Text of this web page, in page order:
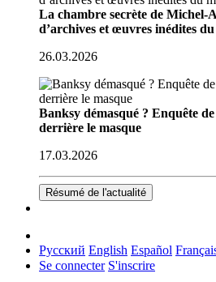
La chambre secrète de Michel-
d’archives et œuvres inédites
26.03.2026
Banksy démasqué ? Enquête
derrière le masque
17.03.2026
Résumé de l'actualité
Русский English Español
Se connecter S'inscrire